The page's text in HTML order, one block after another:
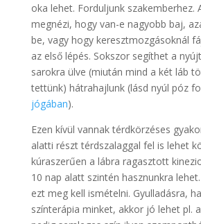
oka lehet. Forduljunk szakemberhez.
megnézi, hogy van-e nagyobb baj,
be, vagy hogy keresztmozgásoknál
az első lépés. Sokszor segíthet a
sarokra ülve (miután mind a két láb
tettünk) hátrahajlunk (lásd nyúl póz
jógában).
Ezen kívül vannak térdkörzéses
alatti részt térdszalaggal fel is lehet
kúraszerűen a lábra ragasztott
10 nap alatt szintén hasznunkra
ezt meg kell ismételni. Gyulladásra,
színterápia minket, akkor jó lehet pl.